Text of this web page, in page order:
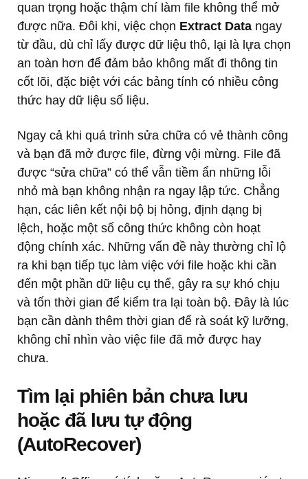
quan trọng hoặc thậm chí làm file không thể mở
được nữa. Đôi khi, việc chọn Extract Data ngay
từ đầu, dù chỉ lấy được dữ liệu thô, lại là lựa chọn
an toàn hơn để đảm bảo không mất đi thông tin
cốt lõi, đặc biệt với các bảng tính có nhiều công
thức hay dữ liệu số liệu.
Ngay cả khi quá trình sửa chữa có vẻ thành công
và bạn đã mở được file, đừng vội mừng. File đã
được “sửa chữa” có thể vẫn tiềm ẩn những lỗi
nhỏ mà bạn không nhận ra ngay lập tức. Chẳng
hạn, các liên kết nội bộ bị hỏng, định dạng bị
lệch, hoặc một số công thức không còn hoạt
động chính xác. Những vấn đề này thường chỉ lộ
ra khi bạn tiếp tục làm việc với file hoặc khi cần
đến một phần dữ liệu cụ thể, gây ra sự khó chịu
và tốn thời gian để kiểm tra lại toàn bộ. Đây là lúc
bạn cần dành thêm thời gian để rà soát kỹ lưỡng,
không chỉ nhìn vào việc file đã mở được hay
chưa.
Tìm lại phiên bản chưa lưu
hoặc đã lưu tự động
(AutoRecover)